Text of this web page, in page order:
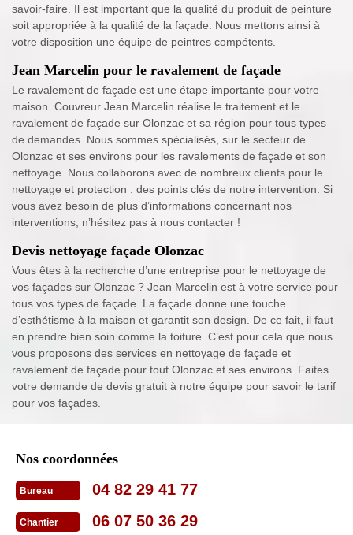
savoir-faire. Il est important que la qualité du produit de peinture
soit appropriée à la qualité de la façade. Nous mettons ainsi à
votre disposition une équipe de peintres compétents.
Jean Marcelin pour le ravalement de façade
Le ravalement de façade est une étape importante pour votre
maison. Couvreur Jean Marcelin réalise le traitement et le
ravalement de façade sur Olonzac et sa région pour tous types
de demandes. Nous sommes spécialisés, sur le secteur de
Olonzac et ses environs pour les ravalements de façade et son
nettoyage. Nous collaborons avec de nombreux clients pour le
nettoyage et protection : des points clés de notre intervention. Si
vous avez besoin de plus d’informations concernant nos
interventions, n’hésitez pas à nous contacter !
Devis nettoyage façade Olonzac
Vous êtes à la recherche d’une entreprise pour le nettoyage de
vos façades sur Olonzac ? Jean Marcelin est à votre service pour
tous vos types de façade. La façade donne une touche
d’esthétisme à la maison et garantit son design. De ce fait, il faut
en prendre bien soin comme la toiture. C’est pour cela que nous
vous proposons des services en nettoyage de façade et
ravalement de façade pour tout Olonzac et ses environs. Faites
votre demande de devis gratuit à notre équipe pour savoir le tarif
pour vos façades.
Nos coordonnées
Bureau 04 82 29 41 77
Chantier 06 07 50 36 29